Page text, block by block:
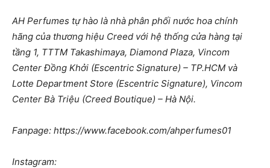
AH Perfumes tự hào là nhà phân phối nước hoa chính
hãng của thương hiệu Creed với hệ thống cửa hàng tại
tầng 1, TTTM Takashimaya, Diamond Plaza, Vincom
Center Đồng Khởi (Escentric Signature) – TP.HCM và
Lotte Department Store (Escentric Signature), Vincom
Center Bà Triệu (Creed Boutique) – Hà Nội.
Fanpage: https://www.facebook.com/ahperfumes01
Instagram: